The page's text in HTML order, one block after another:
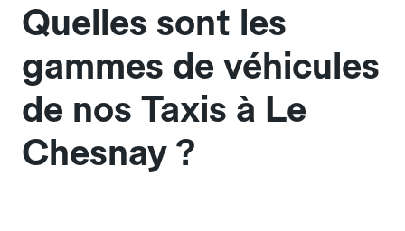
Quelles sont les
gammes de véhicules
de nos Taxis à Le
Chesnay ?